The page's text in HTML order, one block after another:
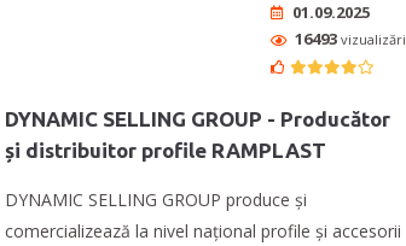
01.09.2025
16493 vizualizări
DYNAMIC SELLING GROUP - Producător
și distribuitor profile RAMPLAST
DYNAMIC SELLING GROUP produce și
comercializează la nivel naţional profile și accesorii